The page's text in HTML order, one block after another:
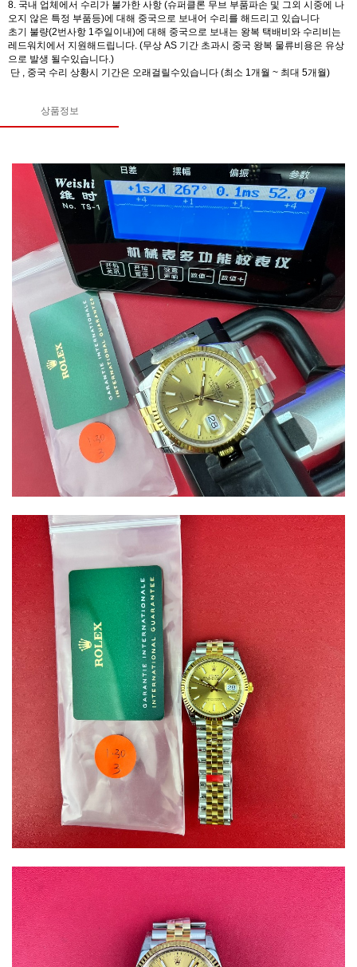
8. 국내 업체에서 수리가 불가한 사항 (슈퍼클론 무브 부품파손 및 그외 시중에 나
오지 않은 특정 부품등)에 대해 중국으로 보내어 수리를 해드리고 있습니다
초기 불량(2번사항 1주일이내)에 대해 중국으로 보내는 왕복 택배비와 수리비는
레드워치에서 지원해드립니다. (무상 AS 기간 초과시 중국 왕복 물류비용은 유상
으로 발생 될수있습니다.)
단 , 중국 수리 상황시 기간은 오래걸릴수있습니다 (최소 1개월 ~ 최대 5개월)
상품정보